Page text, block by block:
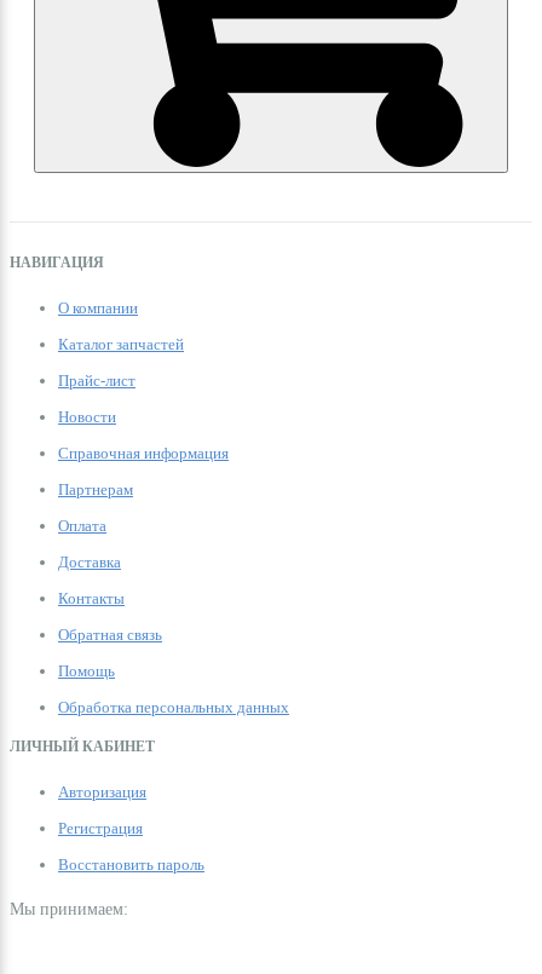
НАВИГАЦИЯ
О компании
Каталог запчастей
Прайс-лист
Новости
Справочная информация
Партнерам
Оплата
Доставка
Контакты
Обратная связь
Помощь
Обработка персональных данных
ЛИЧНЫЙ КАБИНЕТ
Авторизация
Регистрация
Восстановить пароль
Мы принимаем: